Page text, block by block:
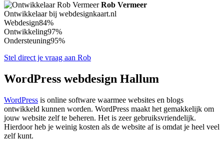
Rob Vermeer
Ontwikkelaar bij webdesignkaart.nl
Webdesign84%
Ontwikkeling97%
Ondersteuning95%
Stel direct je vraag aan Rob
WordPress webdesign Hallum
WordPress is online software waarmee websites en blogs
ontwikkeld kunnen worden. WordPress maakt het gemakkelijk om
jouw website zelf te beheren. Het is zeer gebruiksvriendelijk.
Hierdoor heb je weinig kosten als de website af is omdat je heel veel
zelf kunt.